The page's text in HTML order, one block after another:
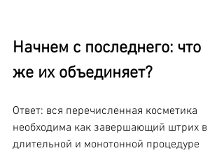
Начнем с последнего: что
же их объединяет?
Ответ: вся перечисленная косметика
необходима как завершающий штрих в
длительной и монотонной процедуре